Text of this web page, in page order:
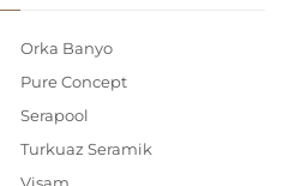
Orka Banyo
Pure Concept
Serapool
Turkuaz Seramik
Visam